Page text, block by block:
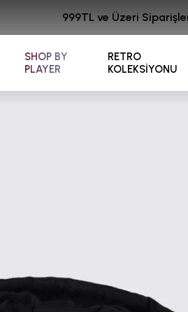
SHOP BY
PLAYER
RETRO
KOLEKSİYONU
999TL ve Üzeri